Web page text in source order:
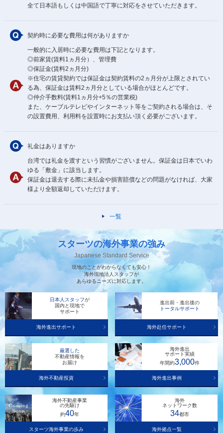
全て日本語もしくは中国語で丁寧に対応をさせていただきます。
契約時に必要な費用は何がありますか
一般的に入居時に必要な費用は下記となります。
◎前家賃(賃料1ヵ月分）、管理費
◎保証金(賃料2ヵ月分)
※住宅の賃貸契約では保証金は契約賃料の2ヵ月分が上限とされてい
る為、保証金は賃料2ヵ月分としている場合がほとんどです。
◎仲介手数料(賃料1ヵ月分+5％の営業税)
また、ケーブルテレビやインターネット等をご契約される場合は、そ
の設置費用、利用料を設置時にお支払い頂く必要がございます。
礼金はありますか
台湾では礼金を渡すという習慣がございません。保証金は日本でいわ
ゆる「敷金」に該当します。
保証金は退去する際に未払金や損害賠償などの問題がなければ、大家
様より全額返却していただけます。
一覧
スターツの海外事業の強み
Japanese Standard Service
現地のことがわからなくても安心！
海外現地法人スタッフが
あらゆるニーズに対応します。
日本人スタッフが
国内と現地で
サポート
海外進出サポート
進出前・進出後の
トータルサポート
海外赴任サポート
厳選した
不動産情報を
お届け
海外不動産投資
海外進出
サポート実績
年間約3,000件
海外進出事例
海外不動産事業
の先駆け
約40年
スターツ海外事業の歩み
海外
ネットワーク数
34都市
海外拠点一覧